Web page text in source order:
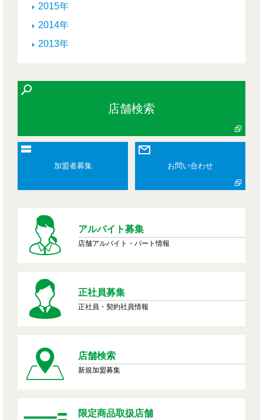
2015年
2014年
2013年
店舗検索
加盟者募集 お問い合わせ
アルバイト募集
店舗アルバイト・パート情報
正社員募集
正社員・契約社員情報
店舗検索
新規加盟募集
限定商品取扱店舗